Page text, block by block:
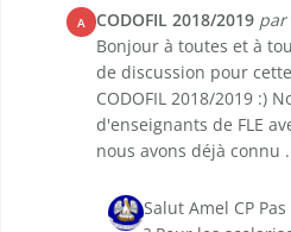
A CODOFIL 2018/2019 par
Bonjour à toutes et à
de discussion pour
CODOFIL 2018/2019 :)
d'enseignants de FLE
nous avons déjà connu
Salut Amel CP